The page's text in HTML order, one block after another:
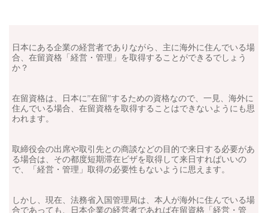
日本にある企業の経営者でありながら、主に海外に住んでいる場
合、在留資格「経営・管理」を取得することができるでしょう
か？
在留資格は、日本に”在留”するための資格なので、一見、海外に
住んでいる場合、在留資格を取得することはできないようにも思
われます。
取締役会の出席や取引先との商談などの目的で来日する必要があ
る場合は、その都度短期滞在ビザを取得して来日すればいいの
で、「経営・管理」取得の必要性もないように思えます。
しかし、現在、法務省入国管理局は、本人が海外に住んでいる場
合であっても、日本企業の経営者であれば在留資格「経営・管